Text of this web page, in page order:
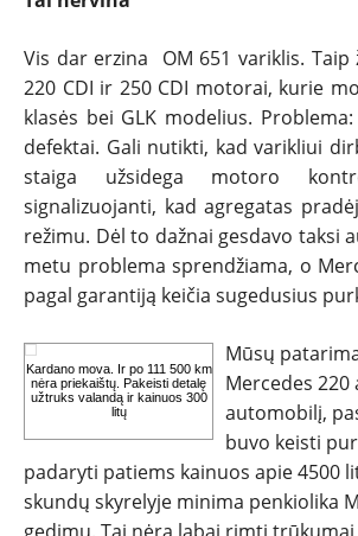
Vis dar erzina OM 651 variklis. Taip
220 CDI ir 250 CDI motorai, kurie
klasės bei GLK modelius.
defektai. Gali nutikti, kad varikliui
staiga užsidega motoro
signalizuojanti, kad agregatas
režimu. Dėl to dažnai gesdavo taksi
metu problema sprendžiama, o
pagal garantiją keičia sugedusius
Kardano mova. Ir po 111 500 km
nėra priekaištų. Pakeisti detalę
užtruks valandą ir kainuos 300
litų
Mūsų
Mercedes 220
automobilį,
buvo keisti
padaryti patiems kainuos apie 4500
skundų skyrelyje minima penkiolika